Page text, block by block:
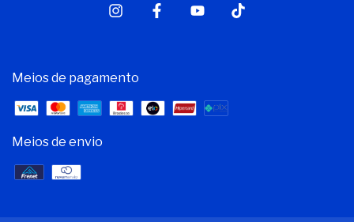
Meios de pagamento
Meios de envio